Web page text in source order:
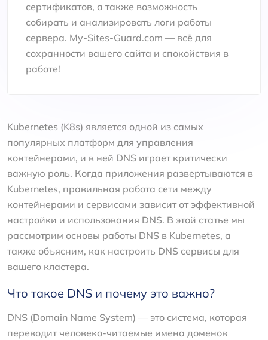
сертификатов, а также возможность
собирать и анализировать логи работы
сервера. My-Sites-Guard.com — всё для
сохранности вашего сайта и спокойствия в
работе!
Kubernetes (K8s) является одной из самых
популярных платформ для управления
контейнерами, и в ней DNS играет критически
важную роль. Когда приложения развертываются в
Kubernetes, правильная работа сети между
контейнерами и сервисами зависит от эффективной
настройки и использования DNS. В этой статье мы
рассмотрим основы работы DNS в Kubernetes, а
также объясним, как настроить DNS сервисы для
вашего кластера.
Что такое DNS и почему это важно?
DNS (Domain Name System) — это система, которая
переводит человеко-читаемые имена доменов